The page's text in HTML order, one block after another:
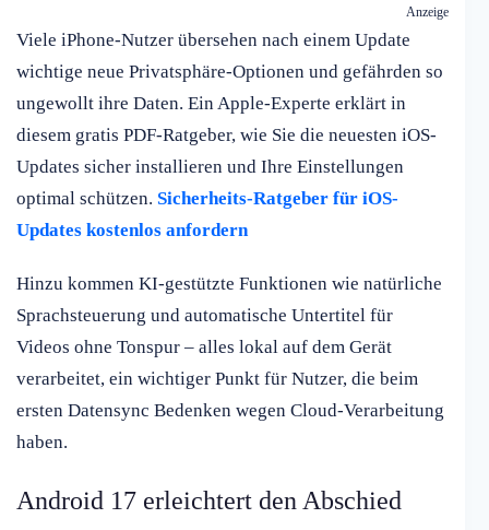
Anzeige
Viele iPhone-Nutzer übersehen nach einem Update
wichtige neue Privatsphäre-Optionen und gefährden so
ungewollt ihre Daten. Ein Apple-Experte erklärt in
diesem gratis PDF-Ratgeber, wie Sie die neuesten iOS-
Updates sicher installieren und Ihre Einstellungen
optimal schützen. Sicherheits-Ratgeber für iOS-
Updates kostenlos anfordern
Hinzu kommen KI-gestützte Funktionen wie natürliche
Sprachsteuerung und automatische Untertitel für
Videos ohne Tonspur – alles lokal auf dem Gerät
verarbeitet, ein wichtiger Punkt für Nutzer, die beim
ersten Datensync Bedenken wegen Cloud-Verarbeitung
haben.
Android 17 erleichtert den Abschied